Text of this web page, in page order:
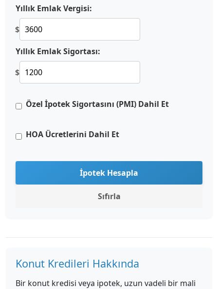
Yıllık Emlak Vergisi:
$
Yıllık Emlak Sigortası:
$
Özel İpotek Sigortasını (PMI) Dahil Et
HOA Ücretlerini Dahil Et
İpotek Hesapla
Sıfırla
Konut Kredileri Hakkında
Bir konut kredisi veya ipotek, uzun vadeli bir mali